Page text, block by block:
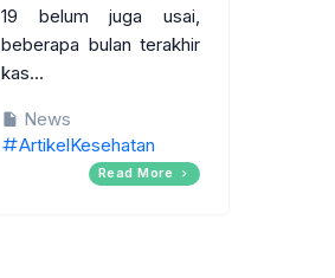
19 belum juga usai,
beberapa bulan terakhir
kas...
News
ArtikelKesehatan
Read More